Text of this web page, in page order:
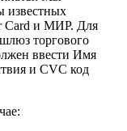
известных
Card и МИР. Для
торгового
ввести Имя
и CVC код